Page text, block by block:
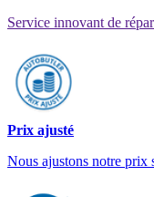
Service innovant de
Prix ajusté
Nous ajustons notre prix